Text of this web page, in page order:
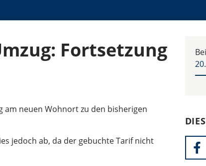
Fortsetzung
am neuen Wohnort zu den bisherigen
jedoch ab, da der gebuchte Tarif nicht